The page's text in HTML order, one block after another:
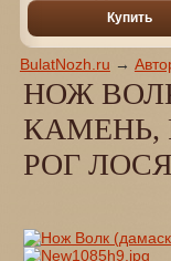
Купить
BulatNozh.ru →
НОЖ
КАМЕНЬ,
РОГ